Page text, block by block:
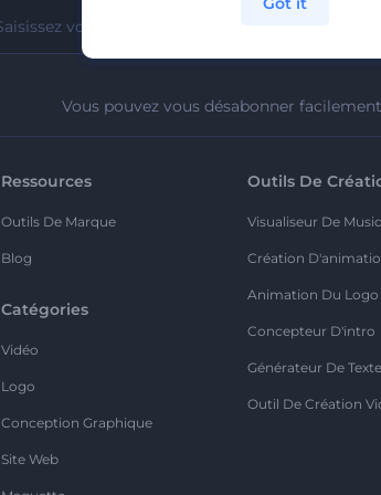
Vous pouvez vous désabonner
Ressources
Outils De Marque
Blog
Catégories
Vidéo
Logo
Conception Graphique
Site Web
Outils De
Visualiseur De
Création
Animation Du Logo
Concepteur D'intro
Générateur De
Outil De Création